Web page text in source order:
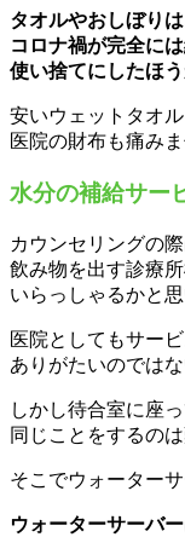
タオルやおしぼりは
コロナ禍が完全に
使い捨てにしたほ
安いウェットタオ
医院の財布も痛みま
水分の補給サー
カウンセリングの
飲み物を出す診療
いらっしゃるかと思
医院としてもサー
ありがたいのでは
しかし待合室に座
同じことをするの
そこでウォーター
ウォーターサーバ